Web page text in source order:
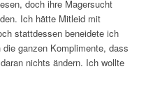
doch ihre Magersucht
Ich hätte Mitleid mit
stattdessen beneidete ich
ganzen Komplimente, dass
nichts ändern. Ich wollte